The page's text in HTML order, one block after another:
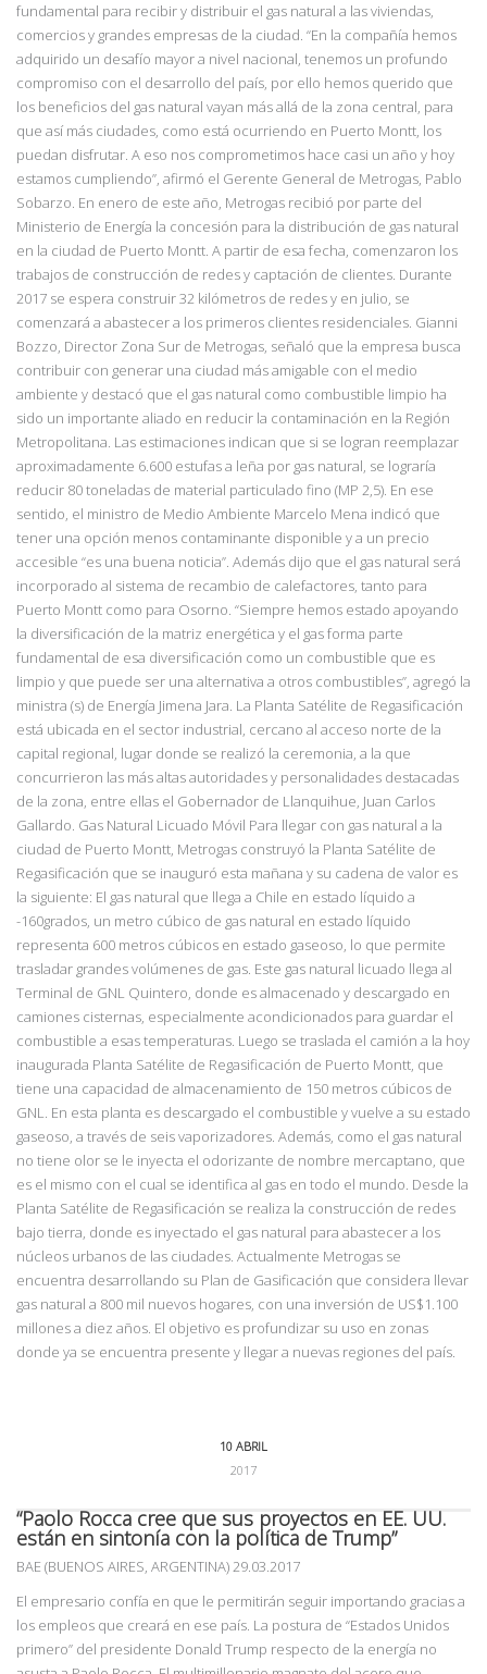
fundamental para recibir y distribuir el gas natural a las viviendas,
comercios y grandes empresas de la ciudad. “En la compañía hemos
adquirido un desafío mayor a nivel nacional, tenemos un profundo
compromiso con el desarrollo del país, por ello hemos querido que
los beneficios del gas natural vayan más allá de la zona central, para
que así más ciudades, como está ocurriendo en Puerto Montt, los
puedan disfrutar. A eso nos comprometimos hace casi un año y hoy
estamos cumpliendo”, afirmó el Gerente General de Metrogas, Pablo
Sobarzo. En enero de este año, Metrogas recibió por parte del
Ministerio de Energía la concesión para la distribución de gas natural
en la ciudad de Puerto Montt. A partir de esa fecha, comenzaron los
trabajos de construcción de redes y captación de clientes. Durante
2017 se espera construir 32 kilómetros de redes y en julio, se
comenzará a abastecer a los primeros clientes residenciales. Gianni
Bozzo, Director Zona Sur de Metrogas, señaló que la empresa busca
contribuir con generar una ciudad más amigable con el medio
ambiente y destacó que el gas natural como combustible limpio ha
sido un importante aliado en reducir la contaminación en la Región
Metropolitana. Las estimaciones indican que si se logran reemplazar
aproximadamente 6.600 estufas a leña por gas natural, se lograría
reducir 80 toneladas de material particulado fino (MP 2,5). En ese
sentido, el ministro de Medio Ambiente Marcelo Mena indicó que
tener una opción menos contaminante disponible y a un precio
accesible “es una buena noticia”. Además dijo que el gas natural será
incorporado al sistema de recambio de calefactores, tanto para
Puerto Montt como para Osorno. “Siempre hemos estado apoyando
la diversificación de la matriz energética y el gas forma parte
fundamental de esa diversificación como un combustible que es
limpio y que puede ser una alternativa a otros combustibles”, agregó la
ministra (s) de Energía Jimena Jara. La Planta Satélite de Regasificación
está ubicada en el sector industrial, cercano al acceso norte de la
capital regional, lugar donde se realizó la ceremonia, a la que
concurrieron las más altas autoridades y personalidades destacadas
de la zona, entre ellas el Gobernador de Llanquihue, Juan Carlos
Gallardo. Gas Natural Licuado Móvil Para llegar con gas natural a la
ciudad de Puerto Montt, Metrogas construyó la Planta Satélite de
Regasificación que se inauguró esta mañana y su cadena de valor es
la siguiente: El gas natural que llega a Chile en estado líquido a
-160grados, un metro cúbico de gas natural en estado líquido
representa 600 metros cúbicos en estado gaseoso, lo que permite
trasladar grandes volúmenes de gas. Este gas natural licuado llega al
Terminal de GNL Quintero, donde es almacenado y descargado en
camiones cisternas, especialmente acondicionados para guardar el
combustible a esas temperaturas. Luego se traslada el camión a la hoy
inaugurada Planta Satélite de Regasificación de Puerto Montt, que
tiene una capacidad de almacenamiento de 150 metros cúbicos de
GNL. En esta planta es descargado el combustible y vuelve a su estado
gaseoso, a través de seis vaporizadores. Además, como el gas natural
no tiene olor se le inyecta el odorizante de nombre mercaptano, que
es el mismo con el cual se identifica al gas en todo el mundo. Desde la
Planta Satélite de Regasificación se realiza la construcción de redes
bajo tierra, donde es inyectado el gas natural para abastecer a los
núcleos urbanos de las ciudades. Actualmente Metrogas se
encuentra desarrollando su Plan de Gasificación que considera llevar
gas natural a 800 mil nuevos hogares, con una inversión de US$1.100
millones a diez años. El objetivo es profundizar su uso en zonas
donde ya se encuentra presente y llegar a nuevas regiones del país.
10 ABRIL
2017
“Paolo Rocca cree que sus proyectos en EE. UU.
están en sintonía con la política de Trump”
BAE (BUENOS AIRES, ARGENTINA) 29.03.2017
El empresario confía en que le permitirán seguir importando gracias a
los empleos que creará en ese país. La postura de “Estados Unidos
primero” del presidente Donald Trump respecto de la energía no